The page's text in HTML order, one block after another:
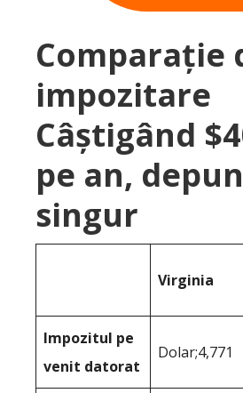
Comparație
impozitare
Câștigând
pe an,
singur
Virginia
Impozitul pe
venit datorat
Dolar;4,771